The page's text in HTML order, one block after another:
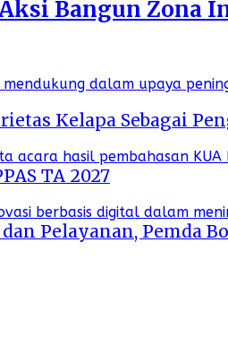
Bangun Zona
Kelapa Sebagai
TA 2027
Pelayanan, Pemda